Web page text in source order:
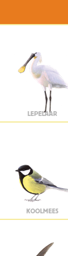
LEPELAAR
KOOLMEES